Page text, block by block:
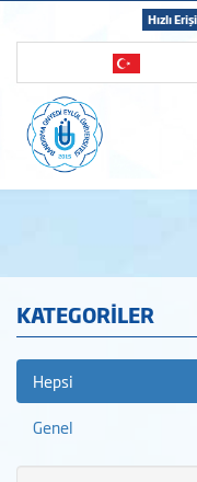
Hızlı
KATEGORİLER
Hepsi
Genel